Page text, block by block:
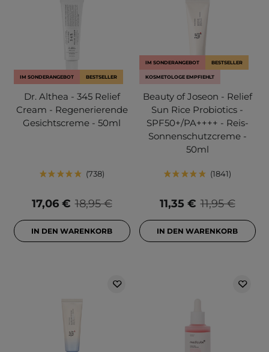
IM SONDERANGEBOT BESTSELLER
Dr. Althea - 345 Relief
Cream - Regenerierende
Gesichtscreme - 50ml
738
18,95 €
17,06 €
IN DEN WARENKORB
IM SONDERANGEBOT BESTSELLER
KOSMETOLOGE EMPFIEHLT
Beauty of Joseon - Relief
Sun Rice Probiotics -
SPF50+/PA++++ - Reis-
Sonnenschutzcreme -
50ml
1841
11,95 €
11,35 €
IN DEN WARENKORB